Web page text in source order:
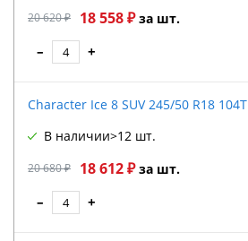
20 620 ₽ 18 558 ₽за шт.
– +
Character Ice 8 SUV 245/50 R18 104T
20 680 ₽ 18 612 ₽за шт.
В наличии>12 шт.
– +